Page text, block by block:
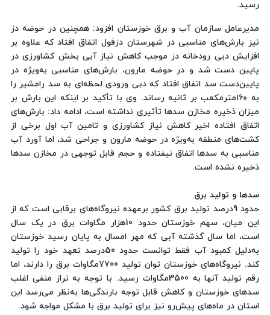
رسید.
مدیرعامل سازمان آب و برق خوزستان افزود: همچنین در حوضه دز
نیز بارش‌های مناسبی در شهرستان دزفول اتفاق افتاد که علاوه بر
افزایش دبی رودخانه دز موجب کاهش نیاز آبی بخش کشاورزی در
پایین دست شد و در حوضه مارون، بارش‌های مناسبی به‌ویژه در
پایین‌دست سد اتفاق افتاد که دبی ورودی لحظه‌ای به سد رامشیر را
به ۱۶۰مترمکعب بر ثانیه رساند. وی با تأکید بر اینکه این بارش بر
میزان ذخیره مخازن سدها تأثیری نداشته است، ادامه داد: بارش‌های
اتفاق افتاده اخیر کاهش نیاز کشاورزی و تامین آب اول برخی از
کشت‌های منطقه به‌ویژه در حوضه مارون و جراحی شد، اما آورد آب
مناسبی به سدها اتفاق نیفتاده و حجم قابل توجهی در مخازن سدها
ذخیره نشده است.
سدها و تولید برق
حدود 9درصد تولید برق کشور برعهده نیروگاه‌های برقابی است که از
این میان، سهم خوزستان حدود 10هزار مگاوات برق در یک سال
است، اما سال گذشته آبی که مهر امسال به پایان رسید خوزستان
به‌دلیل کمبود آب فقط توانست حدود 50درصد تعهد خود را تولید
کند. نیروگاه‌های خوزستان توان تولید 7700مگاوات برق را دارند، اما
رقم تولید آنها به 3500مگاوات رسید. با توجه به تراز منفی اغلب
سدهای خوزستان و کاهش قابل توجه بارندگی‌ها به‌نظر می‌رسد این
استان در ماه‌های پیش‌رو نیز برای تولید برق با مشکل مواجه شود.